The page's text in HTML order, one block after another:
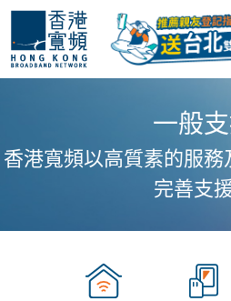
一般
香港寬頻以高質素的服
完善支